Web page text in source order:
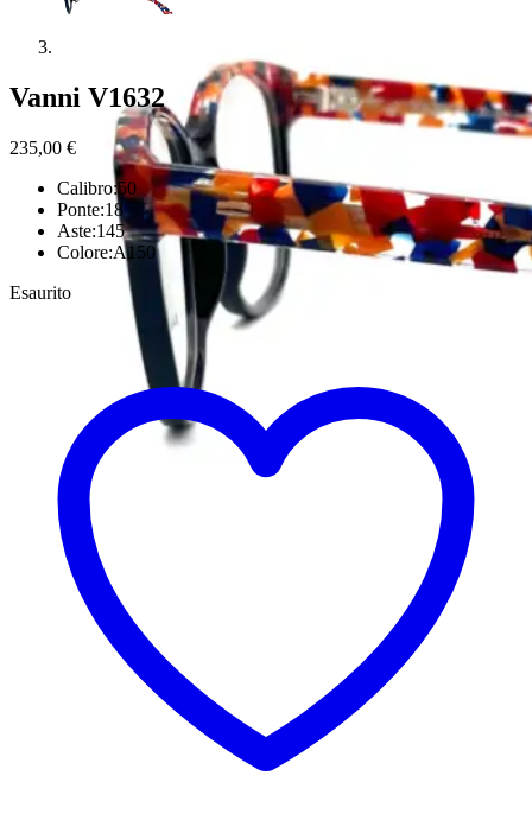
Vanni V1632
235,00 €
Calibro:50
Ponte:18
Aste:145
Colore:A150
Esaurito